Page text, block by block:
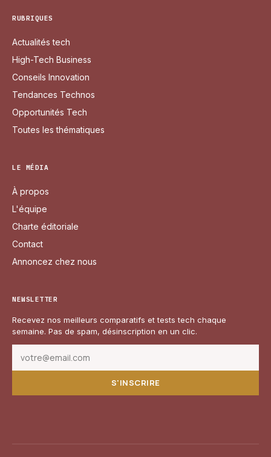
RUBRIQUES
Actualités tech
High-Tech Business
Conseils Innovation
Tendances Technos
Opportunités Tech
Toutes les thématiques
LE MÉDIA
À propos
L'équipe
Charte éditoriale
Contact
Annoncez chez nous
NEWSLETTER
Recevez nos meilleurs comparatifs et tests tech chaque
semaine. Pas de spam, désinscription en un clic.
S'INSCRIRE